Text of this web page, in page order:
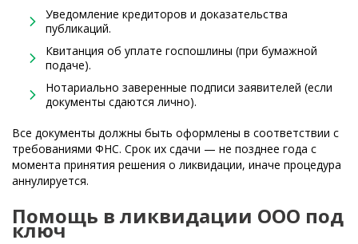
Уведомление кредиторов и доказательства
публикаций.
Квитанция об уплате госпошлины (при бумажной
подаче).
Нотариально заверенные подписи заявителей (если
документы сдаются лично).
Все документы должны быть оформлены в соответствии с
требованиями ФНС. Срок их сдачи — не позднее года с
момента принятия решения о ликвидации, иначе процедура
аннулируется.
Помощь в ликвидации ООО под
ключ